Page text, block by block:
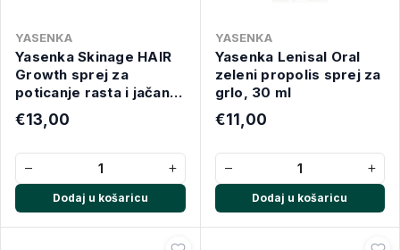
YASENKA
Yasenka Skinage HAIR
Growth sprej za
poticanje rasta i jačanje
kose 125 ml
€13,00
− +
Dodaj u košaricu
YASENKA
Yasenka Lenisal Oral
zeleni propolis sprej za
grlo, 30 ml
€11,00
− +
Dodaj u košaricu